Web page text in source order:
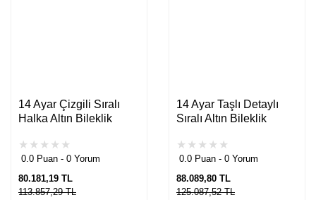
14 Ayar Çizgili Sıralı
Halka Altın Bileklik
0.0 Puan - 0 Yorum
80.181,19 TL
113.857,29 TL
14 Ayar Taşlı Detaylı
Sıralı Altın Bileklik
0.0 Puan - 0 Yorum
88.089,80 TL
125.087,52 TL